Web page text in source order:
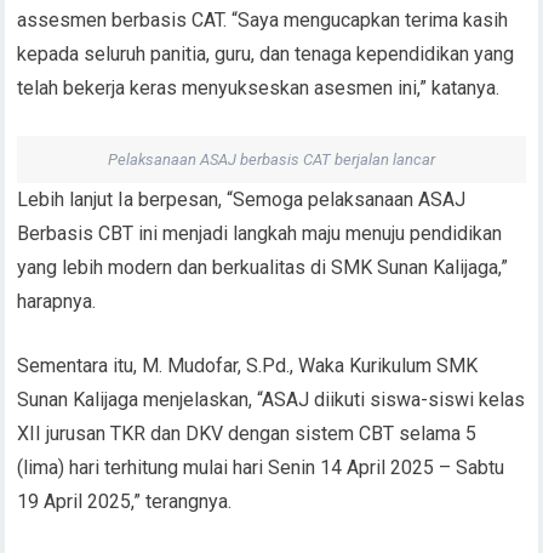
assesmen berbasis CAT. “Saya mengucapkan terima kasih
kepada seluruh panitia, guru, dan tenaga kependidikan yang
telah bekerja keras menyukseskan asesmen ini,” katanya.
Pelaksanaan ASAJ berbasis CAT berjalan lancar
Lebih lanjut Ia berpesan, “Semoga pelaksanaan ASAJ
Berbasis CBT ini menjadi langkah maju menuju pendidikan
yang lebih modern dan berkualitas di SMK Sunan Kalijaga,”
harapnya.
Sementara itu, M. Mudofar, S.Pd., Waka Kurikulum SMK
Sunan Kalijaga menjelaskan, “ASAJ diikuti siswa-siswi kelas
XII jurusan TKR dan DKV dengan sistem CBT selama 5
(lima) hari terhitung mulai hari Senin 14 April 2025 – Sabtu
19 April 2025,” terangnya.